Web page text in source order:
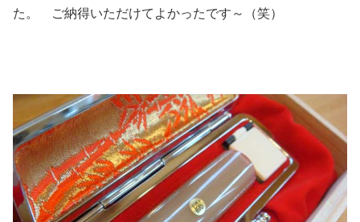
た。 ご納得いただけてよかったです～（笑）